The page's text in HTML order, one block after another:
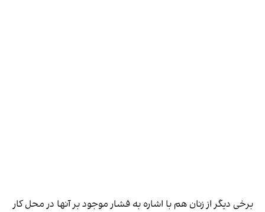
برخی دیگر از زنان هم با اشاره به فشار موجود بر آنها در محل کار